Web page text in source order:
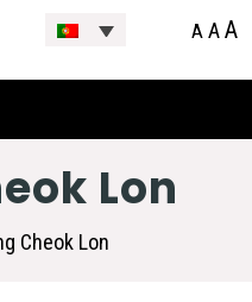
A AA
Lon
Cheok Lon